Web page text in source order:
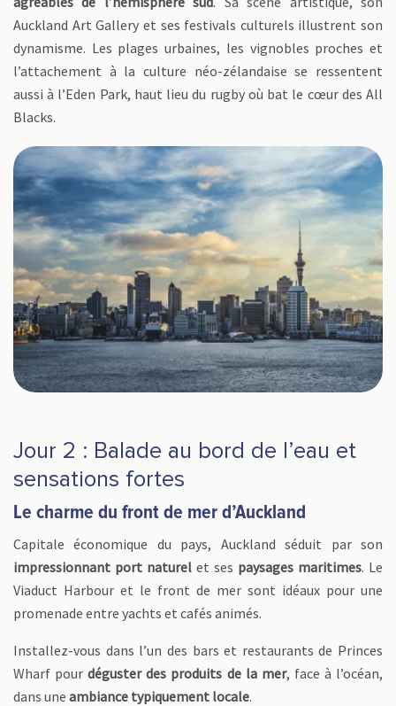
Auckland Art Gallery et ses festivals culturels illustrent son
dynamisme. Les plages urbaines, les vignobles proches et
l’attachement à la culture néo-zélandaise se ressentent
aussi à l’Eden Park, haut lieu du rugby où bat le cœur des All
Blacks.
Jour 2 : Balade au bord de l’eau et
sensations fortes
Le charme du front de mer d’Auckland
Capitale économique du pays, Auckland séduit par son
impressionnant port naturel et ses paysages maritimes. Le
Viaduct Harbour et le front de mer sont idéaux pour une
promenade entre yachts et cafés animés.
Installez-vous dans l’un des bars et restaurants de Princes
Wharf pourdéguster des produits de la mer, face à l’océan,
dans une ambiance typiquement locale.